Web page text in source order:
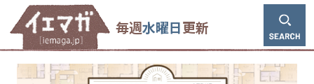
毎週水曜日更新